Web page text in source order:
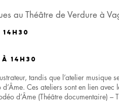
au Théâtre de Verdure à
14h30
tandis que l’atelier
Ces ateliers sont en lien avec
d’Âme (Théâtre documentaire) –